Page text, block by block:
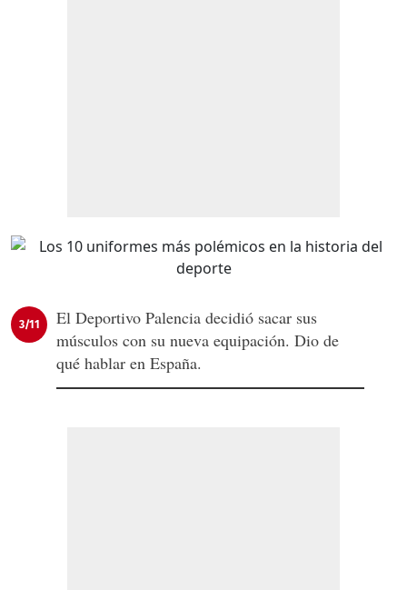
3/11
El Deportivo Palencia decidió sacar sus
músculos con su nueva equipación. Dio de
qué hablar en España.